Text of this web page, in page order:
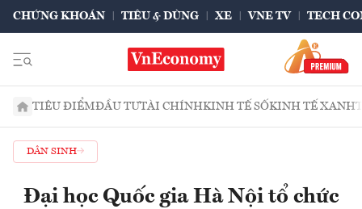
CHỨNG KHOÁN TIÊU & DÙNG XE VNE TV TECH
TIÊU ĐIỂMĐẦU TƯTÀI CHÍNHKINH TẾ SỐKINH TẾ XANH
DÂN SINH
Đại học Quốc gia Hà Nội tổ chức